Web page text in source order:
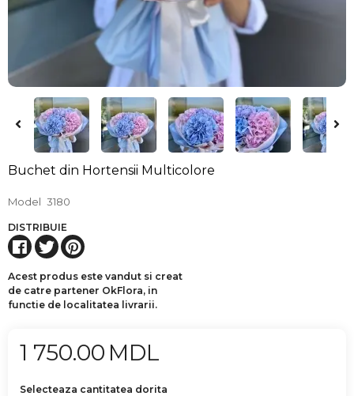
Buchet din Hortensii Multicolore
Model 3180
DISTRIBUIE
Acest produs este vandut si creat
de catre partener OkFlora, in
functie de localitatea livrarii.
1 750.00 MDL
Selecteaza cantitatea dorita